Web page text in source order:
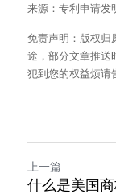
来源：专利申请发
免责声明：版权归
途，部分文章推送
犯到您的权益烦请
上一篇
什么是美国